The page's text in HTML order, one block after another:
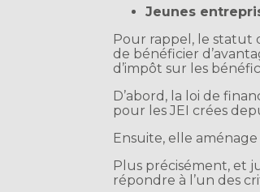
Jeunes
Pour rappel, le statut
de bénéficier
d’impôt sur les
D’abord, la loi de
pour les JEI crées
Ensuite, elle
Plus précisément, et
répondre à l’un des